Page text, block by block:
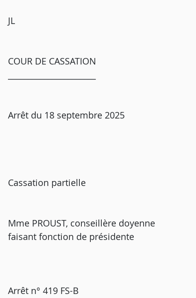
JL
COUR DE CASSATION
Arrêt du 18 septembre 2025
Cassation partielle
Mme PROUST, conseillère doyenne
faisant fonction de présidente
Arrêt n° 419 FS-B